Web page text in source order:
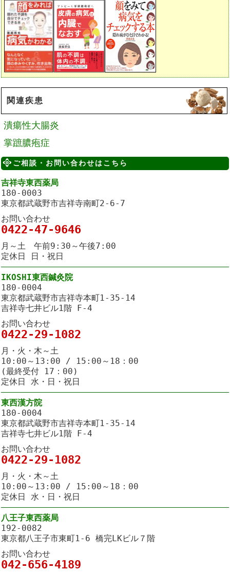
関連疾患
潰瘍性大腸炎
掌蹠膿疱症
ご相談・お問い合わせはこちら
吉祥寺東西薬局
180-0003
東京都武蔵野市吉祥寺南町2-6-7
お問い合わせ
0422-47-9646
月～土 午前9:30～午後7:00
定休日 日・祝日
IKOSHI東西鍼灸院
180-0004
東京都武蔵野市吉祥寺本町1-35-14
吉祥寺七井ビル1階 F-4
お問い合わせ
0422-29-1082
月・火・木～土
10:00～13:00 / 15:00～18：00
(最終受付 17：00)
定休日 水・日・祝日
東西漢方院
180-0004
東京都武蔵野市吉祥寺本町1-35-14
吉祥寺七井ビル1階 F-4
お問い合わせ
0422-29-1082
月・火・木～土
10:00～13:00 / 15:00～18：00
定休日 水・日・祝日
八王子東西薬局
192-0082
東京都八王子市東町1-6 橋完LKビル７階
お問い合わせ
042-656-4189